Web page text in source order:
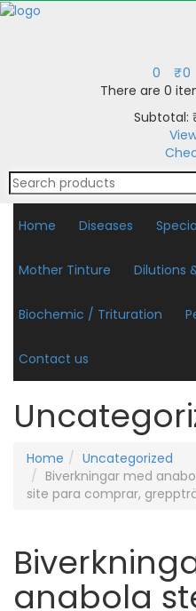
0
₹
There are 0
Subtotal:
Home Diseases
Mother Tinture Dilutions
Biochemic / Trituration
Contact us
Home
Uncategorized
Biverkningar med
site para comprar,
anabola